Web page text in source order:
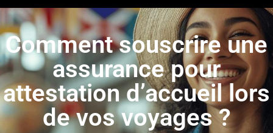
Comment souscrire une
assurance pour
attestation d’accueil lors
de vos voyages ?